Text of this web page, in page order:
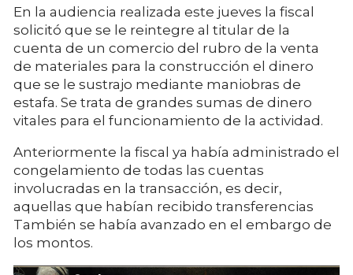
En la audiencia realizada este jueves la fiscal
solicitó que se le reintegre al titular de la
cuenta de un comercio del rubro de la venta
de materiales para la construcción el dinero
que se le sustrajo mediante maniobras de
estafa. Se trata de grandes sumas de dinero
vitales para el funcionamiento de la actividad.
Anteriormente la fiscal ya había administrado el
congelamiento de todas las cuentas
involucradas en la transacción, es decir,
aquellas que habían recibido transferencias
También se había avanzado en el embargo de
los montos.